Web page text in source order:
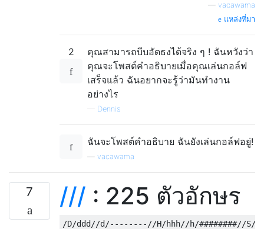
vacawama
แหล่งที่มา
2
คุณสามารถบีบอัดธงได้จริง ๆ ! ฉันหวังว่า
คุณจะโพสต์คำอธิบายเมื่อคุณเล่นกอล์ฟ
เสร็จแล้ว ฉันอยากจะรู้ว่ามันทำงาน
อย่างไร
— Dennis
ฉันจะโพสต์คำอธิบาย ฉันยังเล่นกอล์ฟอยู่!
vacawama
7 /// : 225 ตัวอักษร
/D/ddd//d/--------//H/hhh//h/########//